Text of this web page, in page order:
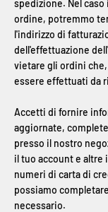
spedizione. Nel
ordine, potremmo
l'indirizzo di
dell'effettuazione
vietare gli ordini
essere effettuati da
Accetti di fornire
aggiornate,
presso il nostro
il tuo account e altre
numeri di carta di
possiamo
necessario.